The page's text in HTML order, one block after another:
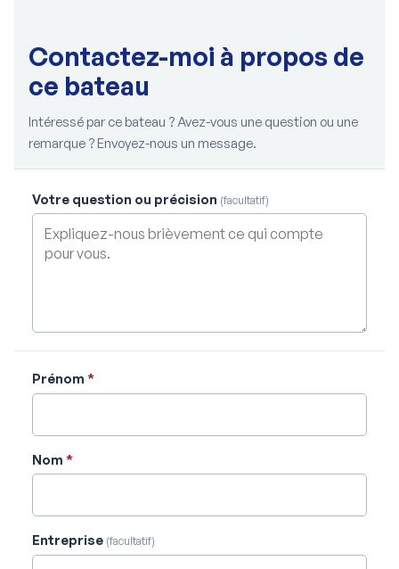
Contactez-moi à propos de
ce bateau
Intéressé par ce bateau ? Avez-vous une question ou une
remarque ? Envoyez-nous un message.
Votre question ou précision (facultatif)
Prénom *
Nom *
Entreprise (facultatif)